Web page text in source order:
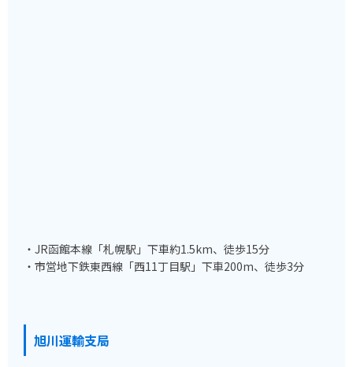
・JR函館本線「札幌駅」下車約1.5km、徒歩15分
・市営地下鉄東西線「西11丁目駅」下車200m、徒歩3分
旭川運輸支局